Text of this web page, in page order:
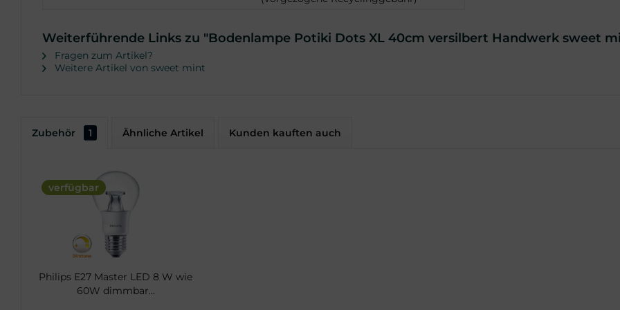
Weiterführende Links zu "Bodenlampe Potiki Dots XL 40cm versilbert Handwerk sweet
Fragen zum Artikel?
Weitere Artikel von sweet mint
Zubehör 1 Ähnliche Artikel Kunden kauften auch
verfügbar
Philips E27 Master LED 8 W wie
60W dimmbar...